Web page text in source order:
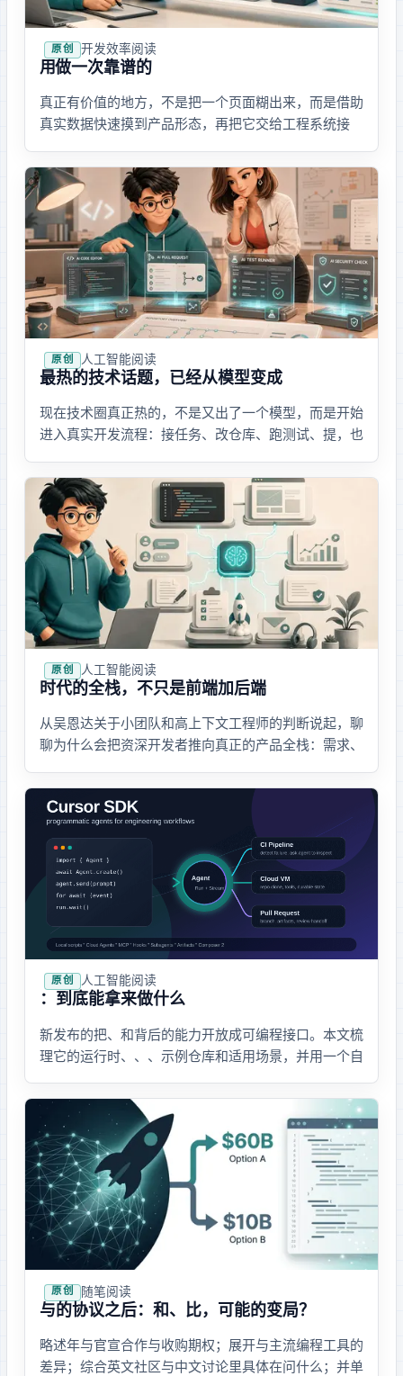
原创 开发效率· 阅读
用 QVeris 做一次靠谱的 vibe coding
vibe coding 真正有价值的地方，不是把一个页面糊出来，而是借助
真实数据快速摸到产品形态，再把它交给工程系统接
演进的产品。
原创 人工智能· 阅读
最热的技术话题，已经从模型变成 Agent
现在技术圈真正热的，不是又出了一个模型，而是 AI Coding Agent 开始
进入真实开发流程：接任务、改仓库、跑测试、提 PR，也
原创 人工智能· 阅读
AI 时代的全栈，不只是前端加后端
从吴恩达关于小团队和高上下文工程师的判断说起，聊
聊为什么 AI 会把资深开发者推向真正的产品全栈：需求、
遍。
原创 人工智能· 阅读
Cursor SDK：Custom Agents 到底能拿来做什么
Cursor 新发布的 TypeScript SDK 把 IDE、CLI 和 Cloud Agents 背后的 agent 能力开放成可编程接口。本文梳
理它的运行时、hooks、MCP、示例仓库和适用场景，并用一个 CI 自
原创 随笔· 阅读
SpaceX 与 Cursor 的协议之后：和 Claude Code、Codex 比，Cursor 可能的变局？
略述 2026 年 SpaceX 与 Anysphere 官宣合作与收购期权；展开 Cursor 与主流 AI 编程工具的
差异；综合英文社区与中文讨论里具体在问什么；并单